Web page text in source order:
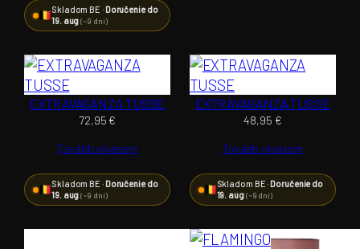
Skladom BE · Doručenie do
19. aug(~9 dní)
EXTRAVAGANZA TUSSE
72,95 €
Tovább olvasom
Skladom BE · Doručenie do
19. aug(~9 dní)
EXTRAVAGANZA TUSSE
48,95 €
Tovább olvasom
Skladom BE · Doručenie do
19. aug(~9 dní)